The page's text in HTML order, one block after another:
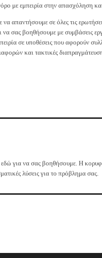
με εμπειρία στην απασχόληση
απαντήσουμε σε όλες τις
να σας βοηθήσουμε με συμβάσεις
σε υποθέσεις που αφορούν
και τακτικές
εδώ για να σας βοηθήσουμε. Η
λύσεις για το πρόβλημα σας.